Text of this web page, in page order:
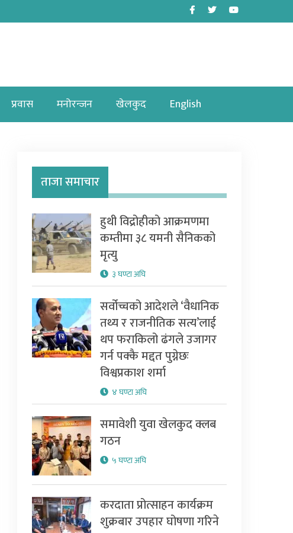
Facebook
TwitterYoutube
प्रवास मनोरन्जन खेलकुद English
ताजा समाचार
हुथी विद्रोहीको आक्रमणमा
कम्तीमा ३८ यमनी सैनिकको
मृत्यु
३ घण्टा अघि
सर्वोच्चको आदेशले ‘वैधानिक
तथ्य र राजनीतिक सत्य’लाई
थप फराकिलो ढंगले उजागर
गर्न पक्कै मद्दत पुग्नेछः
विश्वप्रकाश शर्मा
४ घण्टा अघि
समावेशी युवा खेलकुद क्लब
गठन
५ घण्टा अघि
करदाता प्रोत्साहन कार्यक्रम
शुक्रबार उपहार घोषणा गरिने